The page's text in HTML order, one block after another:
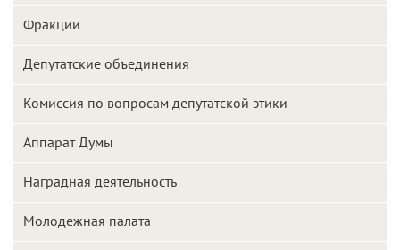
Фракции
Депутатские объединения
Комиссия по вопросам депутатской этики
Аппарат Думы
Наградная деятельность
Молодежная палата